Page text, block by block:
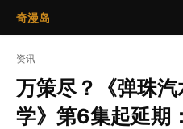
奇漫岛
资讯
万策尽？《弹珠
学》第6集起延期